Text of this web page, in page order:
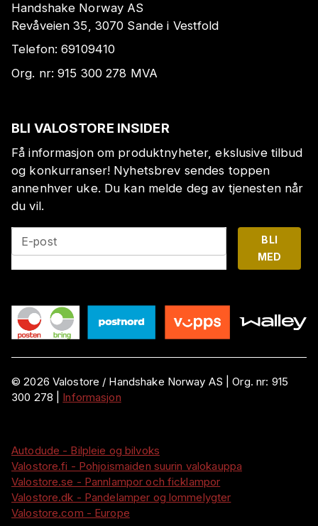
Handshake Norway AS
Revåveien 35, 3070 Sande i Vestfold
Telefon:69109410
Org. nr:915 300 278 MVA
BLI VALOSTORE INSIDER
Få informasjon om produktnyheter, ekslusive tilbud
og konkurranser! Nyhetsbrev sendes toppen
annenhver uke. Du kan melde deg av tjenesten når
du vil.
E-post
BLI
MED
©2026 Valostore / Handshake Norway AS |Org. nr: 915
300 278
Informasjon
Autodude - Bilpleie og bilvoks
Valostore.fi - Pohjoismaiden suurin valokauppa
Valostore.se - Pannlampor och ficklampor
Valostore.dk - Pandelamper og lommelygter
Valostore.com - Europe